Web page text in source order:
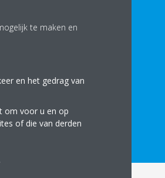
PRODUCTDETAILS
te maken en
en het gedrag van
om voor u en op
of die van derden